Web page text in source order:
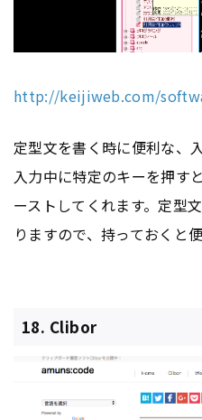
http://keijiweb.com/
定型文を書く時に便利な、
入力中に特定のキーを押す
ーストしてくれます。定型
りますので、持っておくと便
18. Clibor